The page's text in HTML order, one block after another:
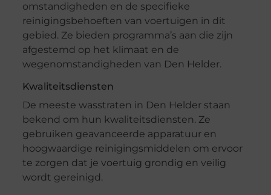
omstandigheden en de specifieke
reinigingsbehoeften van voertuigen in dit
gebied. Ze bieden programma’s aan die zijn
afgestemd op het klimaat en de
wegenomstandigheden van Den Helder.
Kwaliteitsdiensten
De meeste wasstraten in Den Helder staan
bekend om hun kwaliteitsdiensten. Ze
gebruiken geavanceerde apparatuur en
hoogwaardige reinigingsmiddelen om ervoor
te zorgen dat je voertuig grondig en veilig
wordt gereinigd.